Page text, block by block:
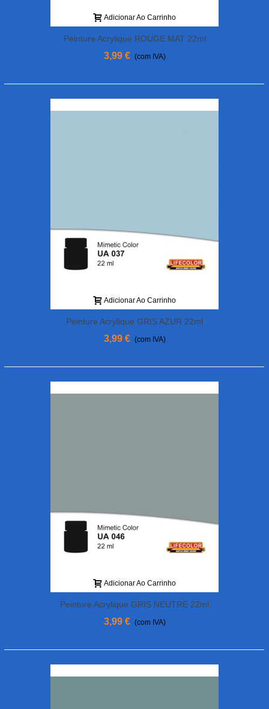
Adicionar Ao Carrinho
Peinture Acrylique ROUGE MAT 22ml
3,99 € (com IVA)
Adicionar Ao Carrinho
Peinture Acrylique GRIS AZUR 22ml
3,99 € (com IVA)
Adicionar Ao Carrinho
Peinture Acrylique GRIS NEUTRE 22ml
3,99 € (com IVA)